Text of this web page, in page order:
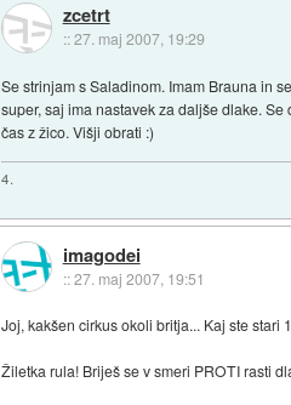
zcetrt
::27. maj 2007, 19:29
Se strinjam s Saladinom. Imam Brauna in
super, saj ima nastavek za daljše dlake.
čas z žico. Višji obrati :)
4.
imagodei
::27. maj 2007, 19:51
Joj, kakšen cirkus okoli britja... Kaj ste stari
Žiletka rula! Briješ se v smeri PROTI rasti